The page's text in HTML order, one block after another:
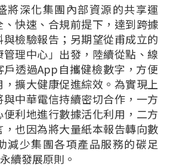
將深化集團內部資源的共享運
、快速、合規前提下，達到跨據
檢驗報告 ； 另期望從甫成立的
管理中心」出發，陸續從點、線
戶透過App自攜健檢數字 ，方便
擴大健康促進綜效。 為實現上
與中華電信持續密切合作， 一方
便利地進行數據活化利用 ， 二方
也因為將大量紙本報告轉向數
減少集團各項產品服務的碳足
永續發展原則 。